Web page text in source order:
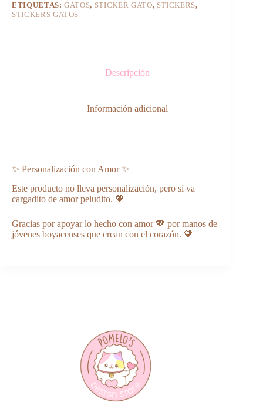
ETIQUETAS:GATOS, STICKER GATO, STICKERS,
STICKERS GATOS
Descripción
Información adicional
✨ Personalización con Amor ✨
Este producto no lleva personalización, pero sí va
cargadito de amor peludito. 💖
Gracias por apoyar lo hecho con amor 💖 por manos de
jóvenes boyacenses que crean con el corazón. 🧡